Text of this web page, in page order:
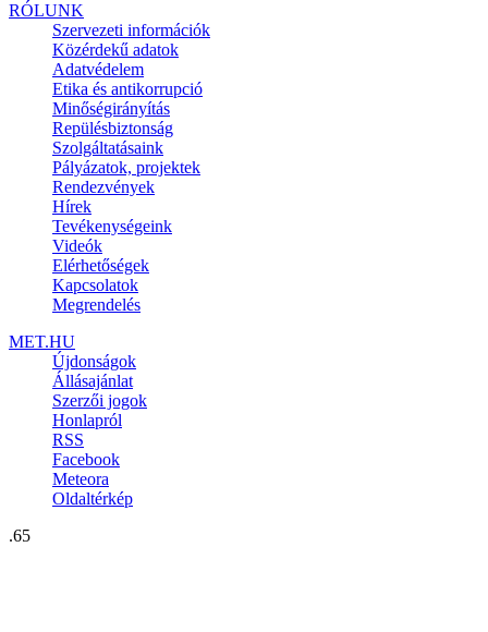
RÓLUNK
Szervezeti információk
Közérdekű adatok
Adatvédelem
Etika és antikorrupció
Minőségirányítás
Repülésbiztonság
Szolgáltatásaink
Pályázatok, projektek
Rendezvények
Hírek
Tevékenységeink
Videók
Elérhetőségek
Kapcsolatok
Megrendelés
MET.HU
Újdonságok
Állásajánlat
Szerzői jogok
Honlapról
RSS
Facebook
Meteora
Oldaltérkép
.65